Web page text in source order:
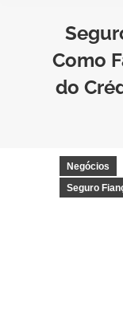
Como
do
Negócios
Seguro